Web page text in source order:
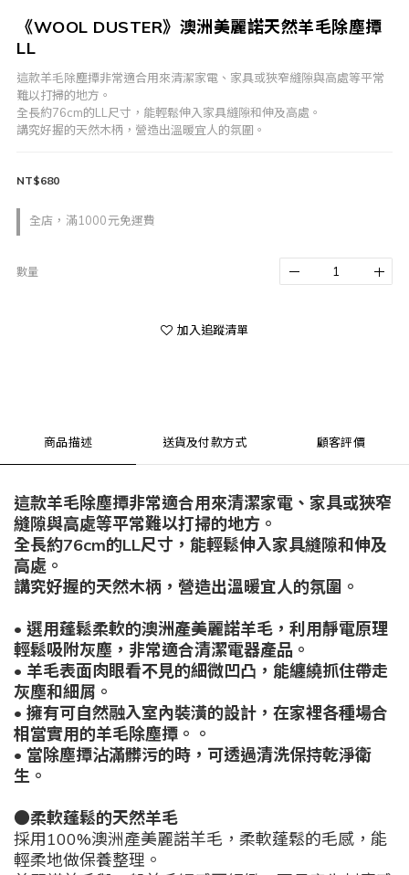
《WOOL DUSTER》澳洲美麗諾天然羊毛除塵撢
LL
這款羊毛除塵撢非常適合用來清潔家電、家具或狹窄縫隙與高處等平常
難以打掃的地方。
全長約76cm的LL尺寸，能輕鬆伸入家具縫隙和伸及高處。
講究好握的天然木柄，營造出溫暖宜人的氛圍。
全店，滿1000元免運費
NT$680
數量
加入追蹤清單
商品描述 送貨及付款方式 顧客評價
這款羊毛除塵撢非常適合用來清潔家電、家具或狹窄
縫隙與高處等平常難以打掃的地方。
全長約76cm的LL尺寸，能輕鬆伸入家具縫隙和伸及
高處。
講究好握的天然木柄，營造出溫暖宜人的氛圍。
• 選用蓬鬆柔軟的澳洲產美麗諾羊毛，利用靜電原理
輕鬆吸附灰塵，非常適合清潔電器產品。
• 羊毛表面肉眼看不見的細微凹凸，能纏繞抓住帶走
灰塵和細屑。
• 擁有可自然融入室內裝潢的設計，在家裡各種場合
相當實用的羊毛除塵撢。。
• 當除塵撢沾滿髒污的時，可透過清洗保持乾淨衛
生。
●柔軟蓬鬆的天然羊毛
採用100%澳洲產美麗諾羊毛，柔軟蓬鬆的毛感，能
輕柔地做保養整理。